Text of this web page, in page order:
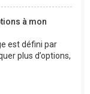
à mon
est défini par
plus d’options,